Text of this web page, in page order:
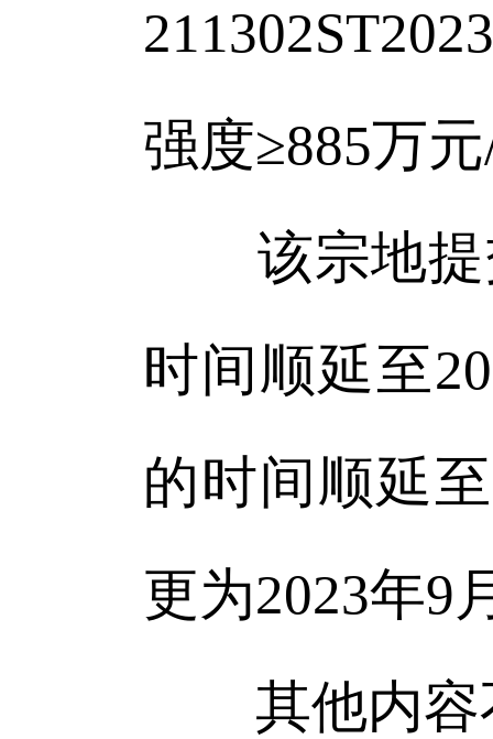
强度≥885万
该宗地提
时间顺延至
的时间顺延
更为2023年9
其他内容